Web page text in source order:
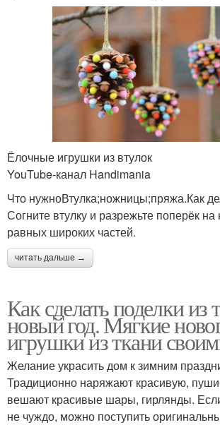
Ёлочные игрушки из втулок
YouTube‑канал Handimania
Что нужноВтулка;ножницы;пряжа.Как
Согните втулку и разрежьте поперёк на
равных широких частей.
читать дальше →
Как сделать поделки из
новый год. Мягкие
игрушки из ткани
Желание украсить дом к зимним
Традиционно наряжают красивую,
вешают красивые шары, гирлянды.
не чуждо, можно поступить